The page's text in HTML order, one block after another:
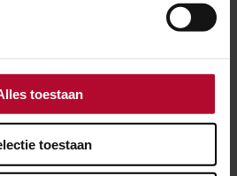
toestaan
toestaan